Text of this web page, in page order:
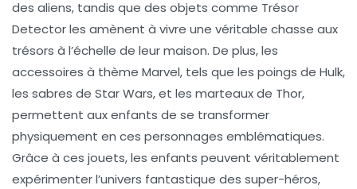
des aliens, tandis que des objets comme Trésor
Detectorles amènent à vivre une véritable chasse aux
trésors à l’échelle de leur maison. De plus, les
accessoires à thème Marvel, tels que les poings de Hulk,
les sabres de Star Wars, et les marteaux de Thor,
permettent aux enfants de se transformer
physiquement en ces personnages emblématiques.
Grâce à ces jouets, les enfants peuvent véritablement
expérimenter l’univers fantastique des super-héros,